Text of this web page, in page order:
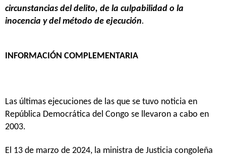
circunstancias del delito, de la culpabilidad o la
inocencia y del método de ejecución.
INFORMACIÓN COMPLEMENTARIA
Las últimas ejecuciones de las que se tuvo noticia en
República Democrática del Congo se llevaron a cabo en
2003.
El 13 de marzo de 2024, la ministra de Justicia congoleña